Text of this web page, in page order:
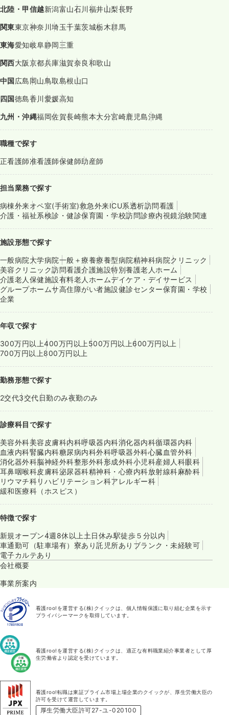
北陸・甲信越新潟富山石川福井山梨長野
関東東京神奈川埼玉千葉茨城栃木群馬
東海愛知岐阜静岡三重
関西大阪京都兵庫滋賀奈良和歌山
中国広島岡山鳥取島根山口
四国徳島香川愛媛高知
九州・沖縄福岡佐賀長崎熊本大分宮崎鹿児島沖縄
職種で探す
正看護師准看護師保健師助産師
担当業務で探す
病棟外来オペ室(手術室)救急外来ICU系透析訪問看護
介護・福祉系検診・健診保育園・学校訪問診療内視鏡治験関連
施設形態で探す
一般病院大学病院一般＋療養療養型病院精神科病院クリニック
美容クリニック訪問看護介護施設特別養護老人ホーム
介護老人保健施設有料老人ホームデイケア・デイサービス
グループホームサ高住障がい者施設健診センター保育園・学校
企業
年収で探す
300万円以上400万円以上 500万円以上600万円以上
700万円以上800万円以上
勤務形態で探す
2交代3交代日勤のみ夜勤のみ
診療科目で探す
美容外科美容皮膚科内科呼吸器内科消化器内科循環器内科
血液内科腎臓内科糖尿病内科外科呼吸器外科心臓血管外科
消化器外科脳神経外科整形外科形成外科小児科産婦人科眼科
耳鼻咽喉科皮膚科泌尿器科精神科・心療内科放射線科麻酔科
リウマチ科リハビリテーション科アレルギー科
緩和医療科（ホスピス）
特徴で探す
新規オープン4週8休以上 土日休み駅徒歩５分以内
車通勤可（駐車場有） 寮あり託児所あり ブランク・未経験可
電子カルテあり
会社概要
事業所案内
看護roo!を運営する(株)クイックは、個人情報保護に取り組む企業を示す
プライバシーマークを取得しています。
看護roo!を運営する(株)クイックは、適正な有料職業紹介事業者として厚
生労働省より認定を受けています。
看護roo!転職は東証プライム市場上場企業のクイックが、厚生労働大臣の
許可を受けて運営しています。
厚生労働大臣許可27-ユ-020100